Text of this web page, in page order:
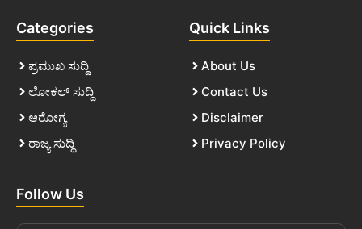
Categories
ಪ್ರಮುಖ ಸುದ್ದಿ
ಲೋಕಲ್ ಸುದ್ದಿ
ಆರೋಗ್ಯ
ರಾಜ್ಯ ಸುದ್ದಿ
Quick Links
About Us
Contact Us
Disclaimer
Privacy Policy
Follow Us